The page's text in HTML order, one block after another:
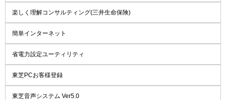
楽しく理解コンサルティング(三井生命保険)
簡単インターネット
省電力設定ユーティリティ
東芝PCお客様登録
東芝音声システム Ver5.0